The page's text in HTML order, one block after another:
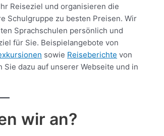
Reiseziel und organisieren die
Schulgruppe zu besten Preisen. Wir
Sprachschulen persönlich und
für Sie. Beispielangebote von
sowie Reiseberichte von
dazu auf unserer Webseite und in
wir an?